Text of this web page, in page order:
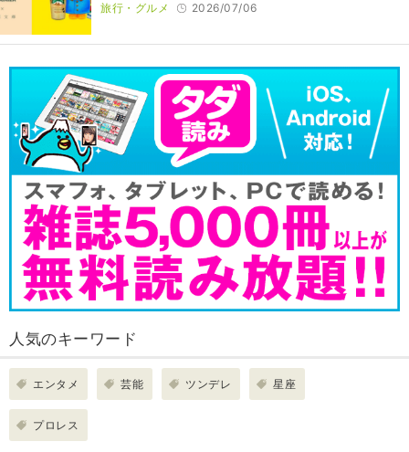
旅行・グルメ 2026/07/06
人気のキーワード
エンタメ 芸能 ツンデレ 星座
プロレス